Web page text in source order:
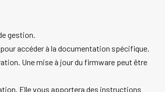
gestion.
accéder à la documentation spécifique.
Une mise à jour du firmware peut être
Elle vous apportera des instructions